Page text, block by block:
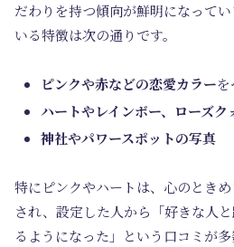
だわりを持つ傾向が鮮明になって
いる特徴は次の通りです。
ピンクや赤などの恋愛カラー
ハートやレインボー、ローズク
神社やパワースポットの写真
特にピンクやハートは、心のとき
され、設定した人から「好きな人
るようになった」という口コミが